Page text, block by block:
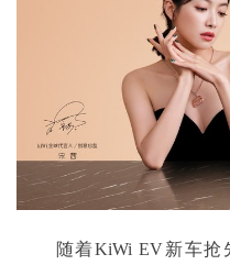
随着KiWi EV新车抢